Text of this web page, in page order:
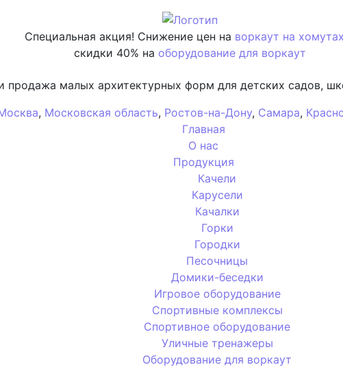
Специальная акция! Снижение цен на воркаут на хомутах
скидки 40% на оборудование для воркаут
продажа малых архитектурных форм для детских садов,
, Московская область, Ростов-на-Дону, Самара,
Главная
О нас
Продукция
Качели
Карусели
Качалки
Горки
Городки
Песочницы
Домики-беседки
Игровое оборудование
Спортивные комплексы
Спортивное оборудование
Уличные тренажеры
Оборудование для воркаут